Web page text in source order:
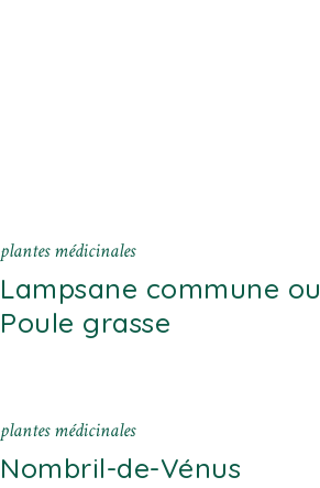
plantes médicinales
Lampsane commune ou
Poule grasse
plantes médicinales
Nombril-de-Vénus